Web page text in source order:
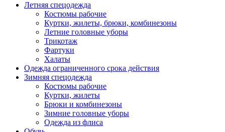
Летняя спецодежда
Костюмы рабочие
Куртки, жилеты, брюки, комбинезоны
Летние головные уборы
Трикотаж
Фартуки
Халаты
Одежда ограниченного срока действия
Зимняя спецодежда
Костюмы рабочие
Куртки, жилеты
Брюки и комбинезоны
Зимние головные уборы
Одежда из флиса